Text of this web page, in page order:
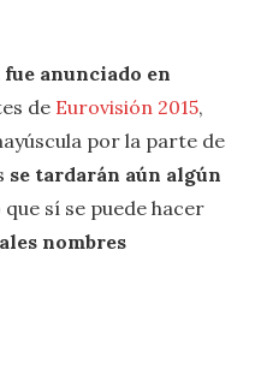
fue anunciado en
de Eurovisión 2015,
por la parte de
se tardarán aún algún
sí se puede hacer
nombres